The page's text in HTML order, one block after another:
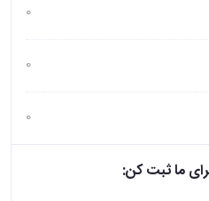
0
0
0
ما ثبت کن: